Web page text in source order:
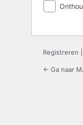
Registreren
← Ga naar